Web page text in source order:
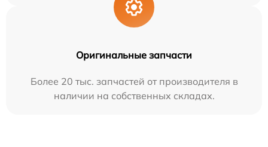
Оригинальные запчасти
Более 20 тыс. запчастей от производителя в
наличии на собственных складах.